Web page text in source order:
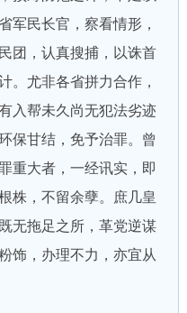
军民长官，察看情形，
团，认真搜捕，以诛首
。尤非各省拼力合作，
入帮未久尚无犯法劣迹
保甘结，免予治罪。曾
重大者，一经讯实，即
株，不留余孽。庶几皇
无拖足之所，革党逆谋
饰，办理不力，亦宜从